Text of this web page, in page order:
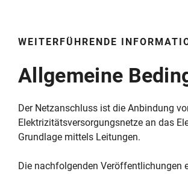
WEITERFÜHRENDE
Allgemeine
Der Netzanschluss ist die Anbindung
Elektrizitätsversorgungsnetze an das
Grundlage mittels Leitungen.
Die nachfolgenden Veröffentlichungen